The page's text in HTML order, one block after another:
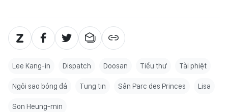
Lee Kang-in Dispatch Doosan Tiểu thư Tài phiệt
Ngôi sao bóng đá Tung tin Sân Parc des Princes Lisa
Son Heung-min